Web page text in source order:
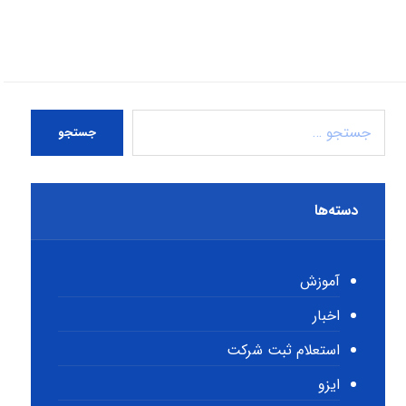
جستجو
دسته‌ها
آموزش
اخبار
استعلام ثبت شرکت
ایزو